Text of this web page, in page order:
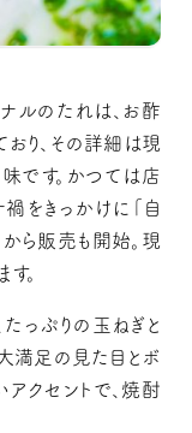
ルのたれは、お酢
り、その詳細は現
です。かつては店
をきっかけに「自
ら販売も開始。現
。
っぷりの玉ねぎと
満足の見た目とボ
アクセントで、焼酎